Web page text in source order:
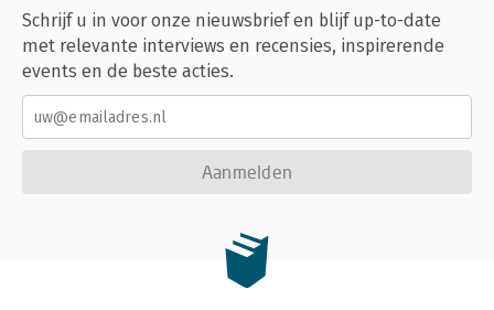
Schrijf u in voor onze nieuwsbrief en blijf up-to-date
met relevante interviews en recensies, inspirerende
events en de beste acties.
Aanmelden